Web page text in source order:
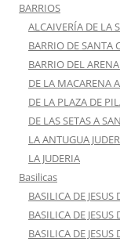
BARRIOS
ALCAIVERÍA DE LA
BARRIO DE SANTA
BARRIO DEL
DE LA MACARENA
DE LA PLAZA DE
DE LAS SETAS A
LA ANTUGUA
LA JUDERIA
Basilicas
BASILICA DE
BASILICA DE
BASILICA DE